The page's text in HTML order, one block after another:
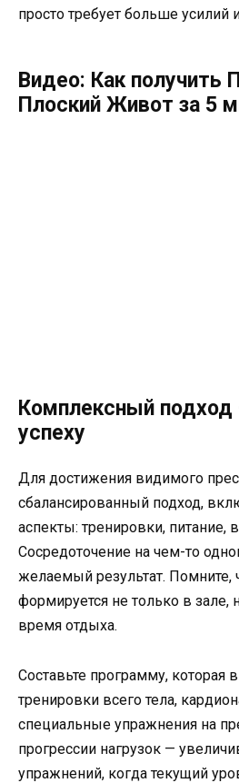
просто требует больше усилий
Видео: Как получить
Плоский Живот за 5
Комплексный
успеху
Для достижения видимого
сбалансированный подход,
аспекты: тренировки, питание,
Сосредоточение на чем-то
желаемый результат. Помните,
формируется не только в зале,
время отдыха.
Составьте программу, которая
тренировки всего тела,
специальные упражнения на
прогрессии нагрузок —
упражнений, когда текущий